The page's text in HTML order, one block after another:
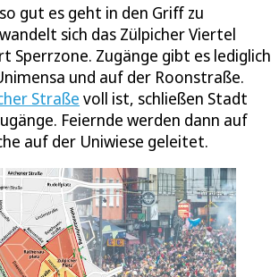
gut es geht in den Griff zu
sich das Zülpicher Viertel
Sperrzone. Zugänge gibt es lediglich
und auf der Roonstraße.
Straße voll ist, schließen Stadt
Feiernde werden dann auf
auf der Uniwiese geleitet.